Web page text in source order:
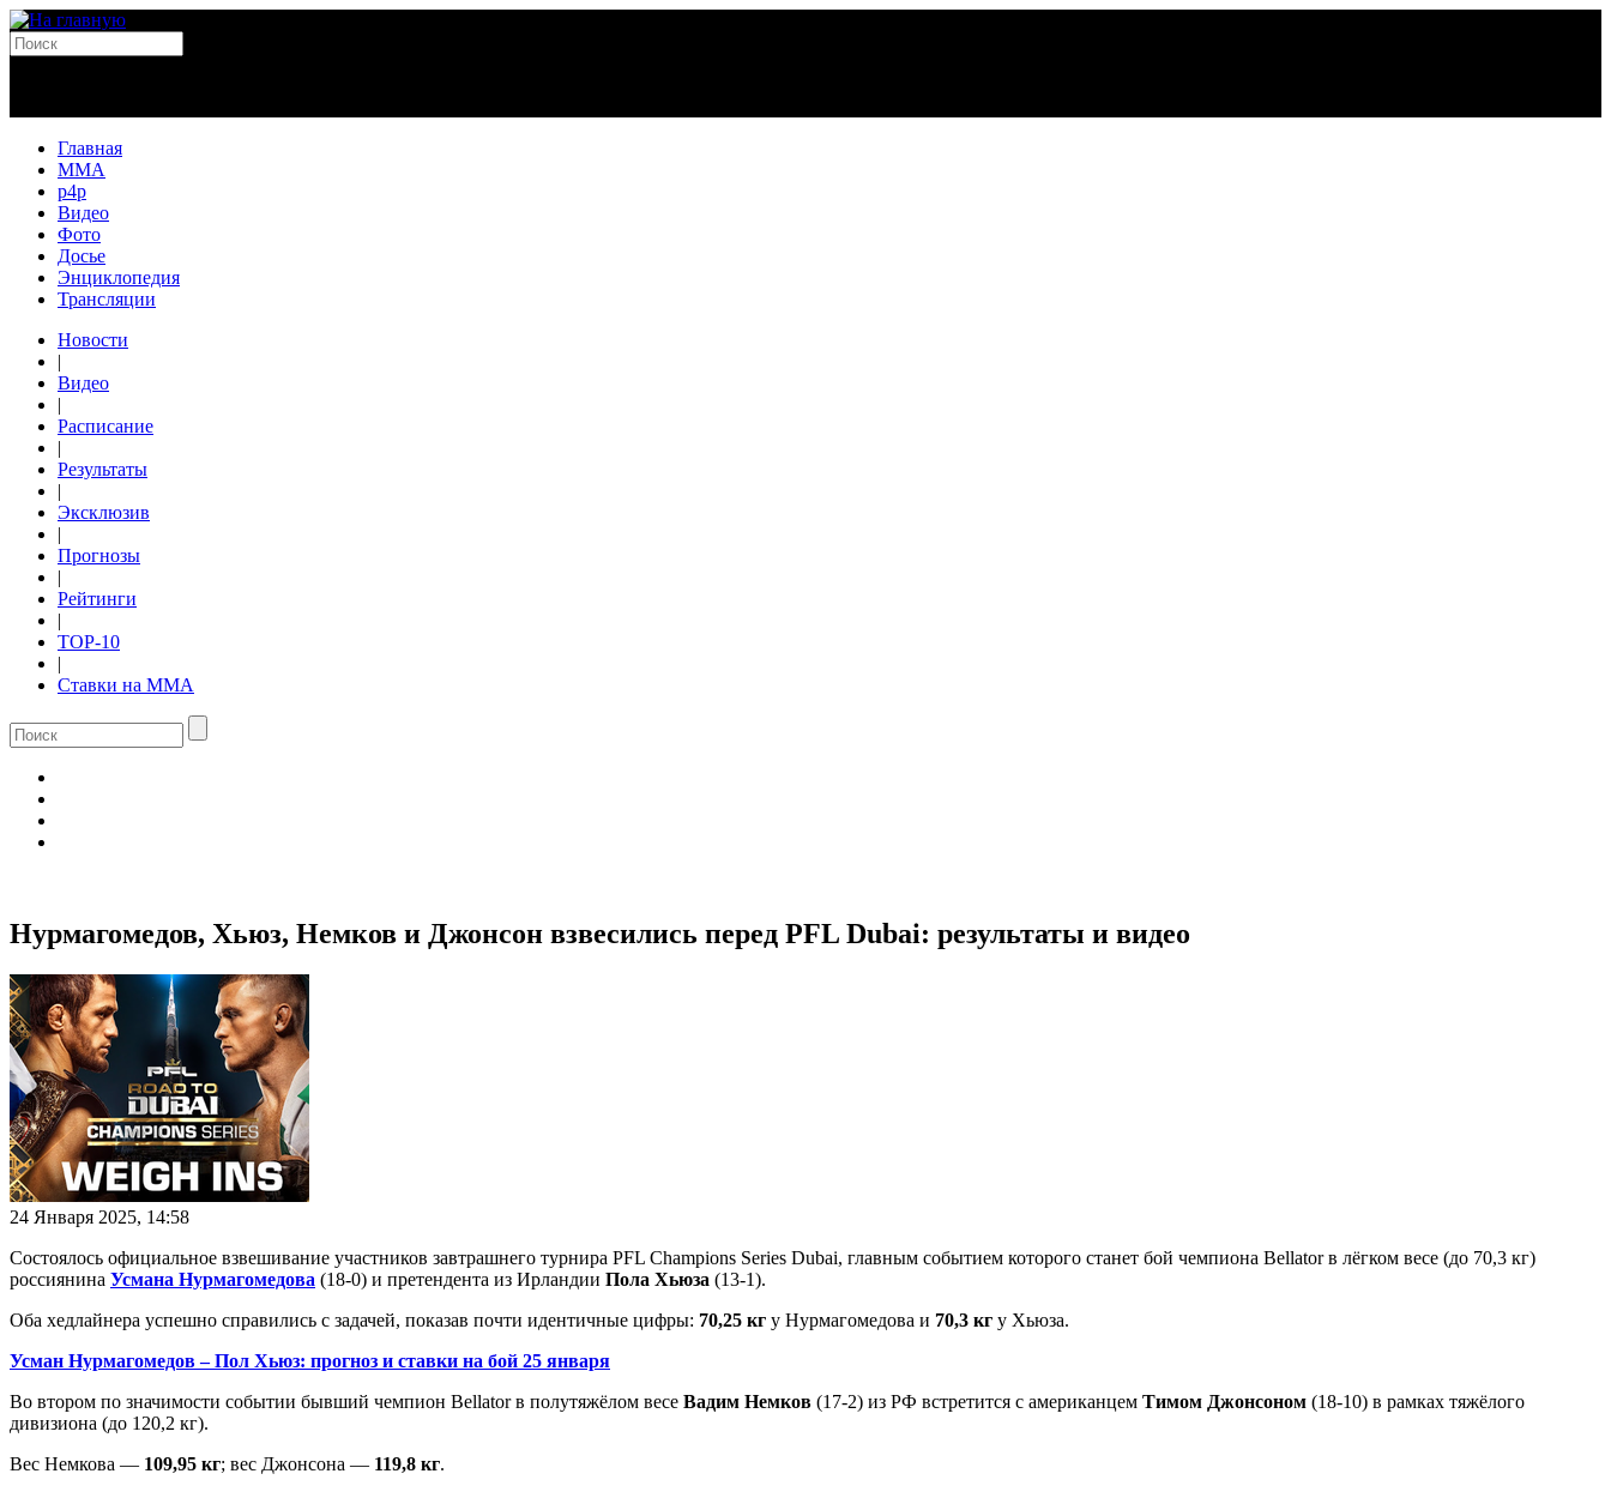
Главная
MMA
p4p
Видео
Фото
Досье
Энциклопедия
Трансляции
Новости
|
Видео
|
Расписание
|
Результаты
|
Эксклюзив
|
Прогнозы
|
Рейтинги
|
TOP-10
|
Ставки на ММА
Нурмагомедов, Хьюз, Немков и Джонсон взвесились перед PFL Dubai: результаты и видео
24 Января 2025, 14:58
Состоялось официальное взвешивание участников завтрашнего турнира PFL Champions Series Dubai, главным событием которого станет бой чемпиона Bellator в лёгком весе (до 70,3 кг)
россиянина Усмана Нурмагомедова (18-0) и претендента из Ирландии Пола Хьюза (13-1).
Оба хедлайнера успешно справились с задачей, показав почти идентичные цифры: 70,25 кг у Нурмагомедова и 70,3 кг у Хьюза.
Усман Нурмагомедов – Пол Хьюз: прогноз и ставки на бой 25 января
Во втором по значимости событии бывший чемпион Bellator в полутяжёлом весе Вадим Немков (17-2) из РФ встретится с американцем Тимом Джонсоном (18-10) в рамках тяжёлого
дивизиона (до 120,2 кг).
Вес Немкова — 109,95 кг; вес Джонсона — 119,8 кг.